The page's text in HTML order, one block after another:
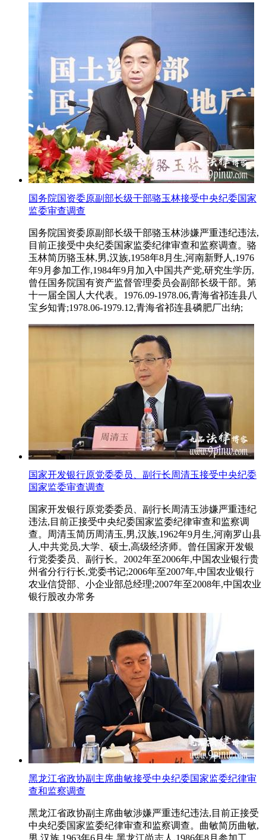
国务院国资委原副部长级干部骆玉林接受中央纪委国家
监委审查调查
国务院国资委原副部长级干部骆玉林涉嫌严重违纪违法,
目前正接受中央纪委国家监委纪律审查和监察调查。骆
玉林简历骆玉林,男,汉族,1958年8月生,河南新野人,1976
年9月参加工作,1984年9月加入中国共产党,研究生学历,
曾任国务院国有资产监督管理委员会副部长级干部。第
十一届全国人大代表。1976.09-1978.06,青海省祁连县八
宝乡知青;1978.06-1979.12,青海省祁连县磷肥厂出纳;
国家开发银行原党委委员、副行长周清玉接受中央纪委
国家监委审查调查
国家开发银行原党委委员、副行长周清玉涉嫌严重违纪
违法,目前正接受中央纪委国家监委纪律审查和监察调
查。周清玉简历周清玉,男,汉族,1962年9月生,河南罗山县
人,中共党员,大学、硕士,高级经济师。曾任国家开发银
行党委委员、副行长。2002年至2006年,中国农业银行贵
州省分行行长,党委书记;2006年至2007年,中国农业银行
农业信贷部、小企业部总经理;2007年至2008年,中国农业
银行股改办常务
黑龙江省政协副主席曲敏接受中央纪委国家监委纪律审
查和监察调查
黑龙江省政协副主席曲敏涉嫌严重违纪违法,目前正接受
中央纪委国家监委纪律审查和监察调查。曲敏简历曲敏,
男,汉族,1963年6月生,黑龙江尚志人,1986年8月参加工